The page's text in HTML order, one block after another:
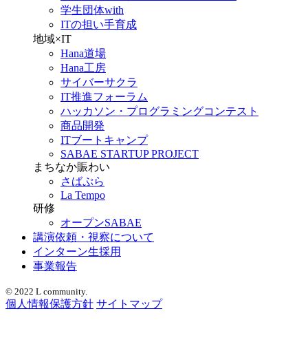
学生団体with
ITの担い手育成
地域×IT
Hana道場
Hana工房
サイバーサクラ
IT推進フォーラム
ハッカソン・プログラミングコンテスト
商品開発
ITブートキャンプ
SABAE STARTUP PROJECT
まちなか賑わい
さばぷら
La Tempo
研修
オープンSABAE
講演依頼・視察について
インターン生採用
事業報告
© 2022 L community.
個人情報保護方針 サイトマップ